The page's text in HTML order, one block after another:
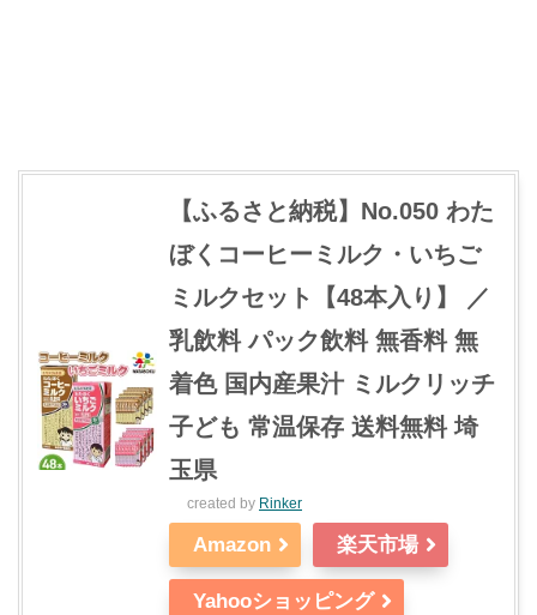
【ふるさと納税】No.050 わた
ぼくコーヒーミルク・いちご
ミルクセット【48本入り】 ／
乳飲料 パック飲料 無香料 無
着色 国内産果汁 ミルクリッチ
子ども 常温保存 送料無料 埼
玉県
created by Rinker
Amazon 楽天市場
Yahooショッピング